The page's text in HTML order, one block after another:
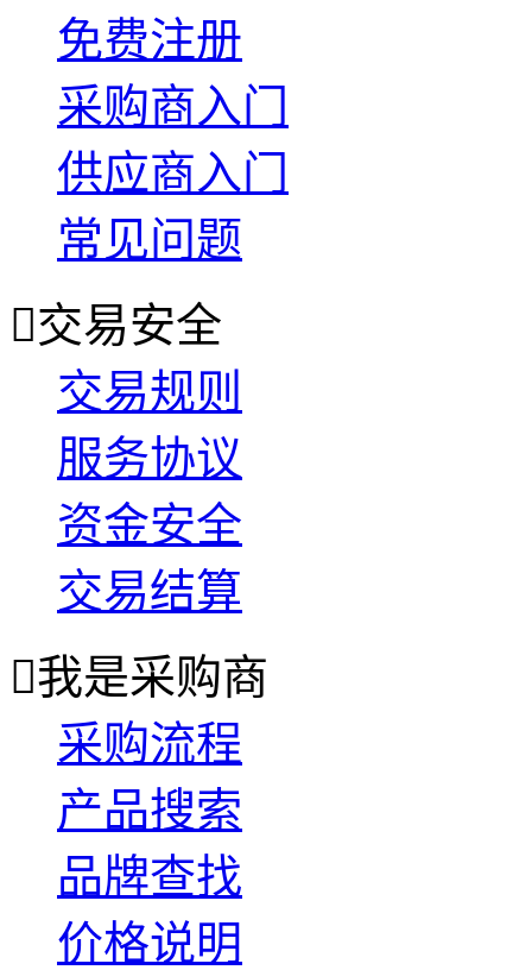
免费注册
采购商入门
供应商入门
常见问题
交易安全
交易规则
服务协议
资金安全
交易结算
我是采购商
采购流程
产品搜索
品牌查找
价格说明